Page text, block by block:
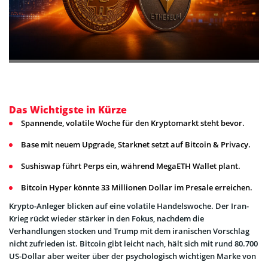
Das Wichtigste in Kürze
Spannende, volatile Woche für den Kryptomarkt steht bevor.
Base mit neuem Upgrade, Starknet setzt auf Bitcoin & Privacy.
Sushiswap führt Perps ein, während MegaETH Wallet plant.
Bitcoin Hyper könnte 33 Millionen Dollar im Presale erreichen.
Krypto-Anleger blicken auf eine volatile Handelswoche. Der Iran-
Krieg rückt wieder stärker in den Fokus, nachdem die
Verhandlungen stocken und Trump mit dem iranischen Vorschlag
nicht zufrieden ist. Bitcoin gibt leicht nach, hält sich mit rund 80.700
US-Dollar aber weiter über der psychologisch wichtigen Marke von